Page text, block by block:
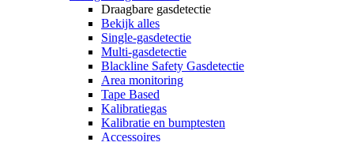
Draagbare gasdetectie
Bekijk alles
Single-gasdetectie
Multi-gasdetectie
Blackline Safety Gasdetectie
Area monitoring
Tape Based
Kalibratiegas
Kalibratie en bumptesten
Accessoires